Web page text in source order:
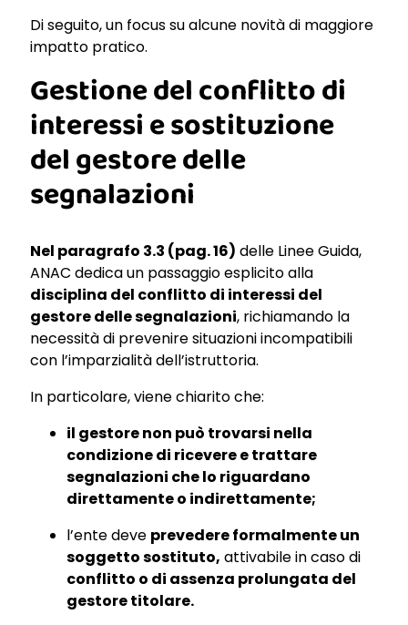
Di seguito, un focus su alcune novità di maggiore
impatto pratico.
Gestione del conflitto di
interessi e sostituzione
del gestore delle
segnalazioni
Nel paragrafo 3.3 (pag. 16) delle Linee Guida,
ANAC dedica un passaggio esplicito alla
disciplina del conflitto di interessi del
gestore delle segnalazioni, richiamando la
necessità di prevenire situazioni incompatibili
con l’imparzialità dell’istruttoria.
In particolare, viene chiarito che:
il gestore non può trovarsi nella
condizione di ricevere e trattare
segnalazioni che lo riguardano
direttamente o indirettamente;
l’ente deve prevedere formalmente un
soggetto sostituto, attivabile in caso di
conflitto o di assenza prolungata del
gestore titolare.